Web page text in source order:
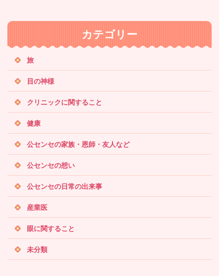
内
索
カテゴリー
旅
目の神様
クリニックに関すること
健康
公センセの家族・恩師・友人など
公センセの想い
公センセの日常の出来事
産業医
眼に関すること
未分類